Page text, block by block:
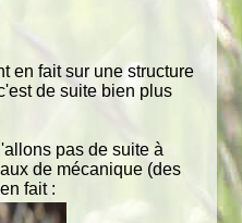
en fait sur une structure
de suite bien plus
pas de suite à
de mécanique (des
fait :